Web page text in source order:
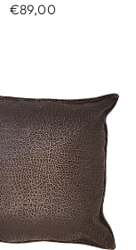
€89,00